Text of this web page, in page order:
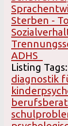
Sterben -
ADHS
Listing Tags:
diagnostik